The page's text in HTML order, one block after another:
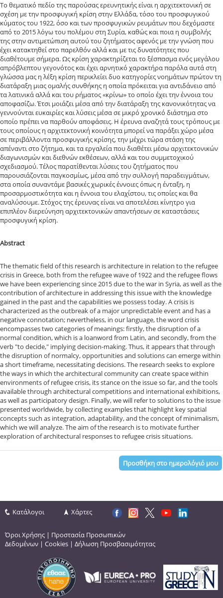
Το θεματικό πεδίο της παρούσας ερευνητικής είναι η αρχιτεκτονική σε
σχέση με την προσφυγική κρίση στην Ελλάδα, τόσο του προσφυγικού
κύματος του 1922, όσο και των προσφυγικών ρευμάτων που δεχόμαστε
από το 2015 λόγω του πολέμου στη Συρία, καθώς και ποια η συμβολής
της στην αντιμετώπιση αυτού του ζητήματος αφενός με την γνώση που
έχει κατακτηθεί στο παρελθόν αλλά και με τις δυνατότητες που
διαθέτουμε σήμερα. Ως κρίση χαρακτηρίζεται το ξέσπασμα ενός μεγάλου
απρόβλεπτου γεγονότος και έχει αρνητικό χαρακτήρα παρόλα αυτά στη
γλώσσα μας η λέξη κρίση περικλείει δυο κατηγορίες νοημάτων πρώτον τη
διατάραξη μιας ομαλής συνθήκης η οποία πρόκειται για αντιδάνειο από
τα λατινικά αλλά και του ρήματος «κρίνω» το οποίο έχει την έννοια του
αποφασίζω. Έτσι μοιάζει μέσα από την διατάραξη της κανονικότητας να
γεννούνται ευκαιρίες και λύσεις μέσα σε μικρό χρονικό διάστημα στο
οποίο πρέπει να παρθούν αποφάσεις. Η έρευνα αναζητά τους τρόπους με
τους οποίους η αρχιτεκτονική κοινότητα μπορεί να παράξει χώρο μέσα
σε περιβάλλοντα προσφυγικής κρίσης, την μέχρι τώρα στάση της
απέναντι στο ζήτημα, και τα εργαλεία που διαθέτει μέσω αρχιτεκτονικών
διαγωνισμών και διεθνών εκθέσεων, αλλά και του συμμετοχικού
σχεδιασμού. Τέλος παρατίθενται λύσεις του ζητήματος που
παρουσιάζονται παγκοσμίως, μέσα από την συλλογή παραδειγμάτων,
στα οποία συναντάμε βασικές χωρικές έννοιες όπως η ένταξη, η
προσαρμοστικότητα και η έννοια του ελαχίστου, τις οποίες και θα
αναλύσουμε. Στόχος της έρευνας είναι να αποτελέσει κίνητρο για
επιπλέον διερεύνηση αρχιτεκτονικών απαντήσεων σε καταστάσεις
προσφυγική κρίση.
Abstract
The thematic field of this research is architecture in relation to the refugee
crisis in Greece, both from the refugee wave of 1922 and the refugee flows
we have been experiencing since 2015 due to the war in Syria, as well as the
contribution of architecture in addressing this issue with the knowledge
gained in the past and the capabilities we possess today. A crisis is
characterized as the outbreak of a major unpredictable event and has a
negative connotation; nevertheless, in our language, the word crisis
encompasses two categories of meanings: firstly, the disruption of a
normal condition, which is a loanword from Latin, and secondly, from the
verb "to decide," implying decision-making. Thus, it appears that through
the disruption of normalcy, opportunities and solutions can emerge within
a short timeframe, necessitating decisions. The research seeks to explore
the ways in which the architectural community can create space within
environments of refugee crisis, its stance on the issue so far, and the tools
available through architectural competitions and international exhibitions,
as well as participatory design. Finally, we will refer to solutions to the issue
presented worldwide, by collecting examples that highlight key spatial
concepts such as integration, adaptability, and the concept of minimalism,
which we will analyze. The aim of the research is to motivate further
exploration of architectural responses to refugee crisis situations.
Προσθήκη στο ημερολόγιό μου
Κατάλογοι Χάρτες
Όροι Χρήσης | Προστασία Προσωπικών
Δεδομένων | Cookies | Δήλωση Προσβασιμότητας